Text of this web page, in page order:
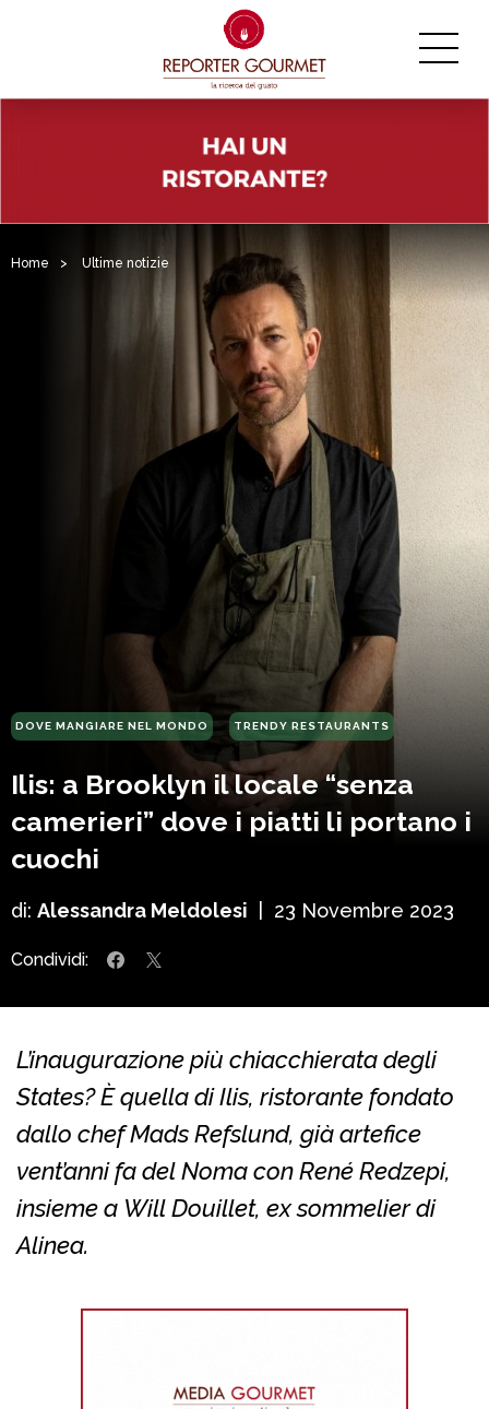
Home > Ultime notizie
DOVE MANGIARE NEL MONDO TRENDY RESTAURANTS
Ilis: a Brooklyn il locale “senza
camerieri” dove i piatti li portano i
cuochi
di: Alessandra Meldolesi 23 Novembre 2023
Condividi:
L’inaugurazione più chiacchierata degli
States? È quella di Ilis, ristorante fondato
dallo chef Mads Refslund, già artefice
vent’anni fa del Noma con René Redzepi,
insieme a Will Douillet, ex sommelier di
Alinea.